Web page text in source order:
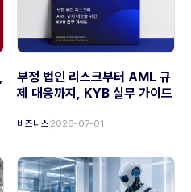
부정 법인 리스크부터 AML 규
제 대응까지, KYB 실무 가이드
비즈니스 2026-07-01